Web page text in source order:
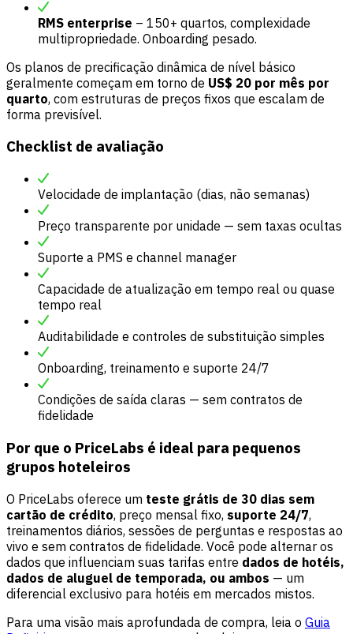
RMS enterprise – 150+ quartos, complexidade
multipropriedade. Onboarding pesado.
Os planos de precificação dinâmica de nível básico
geralmente começam em torno de US$ 20 por mês por
quarto, com estruturas de preços fixos que escalam de
forma previsível.
Checklist de avaliação
Velocidade de implantação (dias, não semanas)
Preço transparente por unidade — sem taxas ocultas
Suporte a PMS e channel manager
Capacidade de atualização em tempo real ou quase
tempo real
Auditabilidade e controles de substituição simples
Onboarding, treinamento e suporte 24/7
Condições de saída claras — sem contratos de
fidelidade
Por que o PriceLabs é ideal para pequenos
grupos hoteleiros
O PriceLabs oferece um teste grátis de 30 dias sem
cartão de crédito, preço mensal fixo, suporte 24/7,
treinamentos diários, sessões de perguntas e respostas ao
vivo e sem contratos de fidelidade. Você pode alternar os
dados que influenciam suas tarifas entre dados de hotéis,
dados de aluguel de temporada, ou ambos — um
diferencial exclusivo para hotéis em mercados mistos.
Para uma visão mais aprofundada de compra, leia o Guia